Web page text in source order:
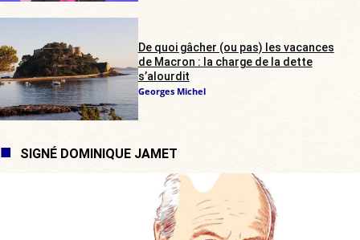
De quoi gâcher (ou pas) les vacances
de Macron : la charge de la dette
s’alourdit
Georges Michel
SIGNÉ DOMINIQUE JAMET